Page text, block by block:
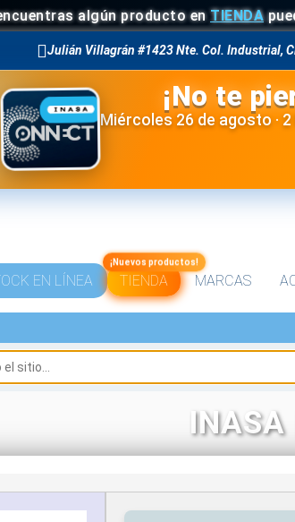
algún producto enTIENDApuedes
Julián Villagrán #1423 Nte. Col. Industrial,
¡No te
Miércoles 26 de agosto ·
EN LÍNEA TIENDA
¡Nuevos productos!
MARCAS